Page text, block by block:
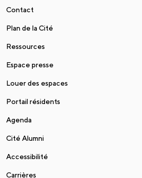
Contact
Plan de la Cité
Ressources
Espace presse
Louer des espaces
Portail résidents
Agenda
Cité Alumni
Accessibilité
Carrières